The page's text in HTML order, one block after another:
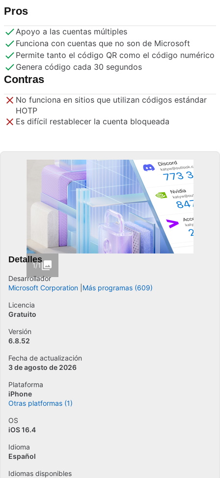
Pros
Apoyo a las cuentas múltiples
Funciona con cuentas que no son de Microsoft
Permite tanto el código QR como el código numérico
Genera código cada 30 segundos
Contras
No funciona en sitios que utilizan códigos estándar
HOTP
Es difícil restablecer la cuenta bloqueada
1/1
Detalles
Desarrollador
Microsoft Corporation Más programas (609)
Licencia
Gratuito
Versión
6.8.52
Fecha de actualización
3 de agosto de 2026
Plataforma
iPhone
Otras platformas (1)
OS
iOS 16.4
Idioma
Español
Idiomas disponibles